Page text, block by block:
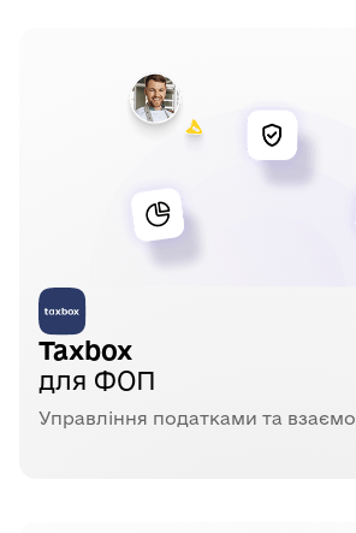
Taxbox
для ФОП
Управління податками та